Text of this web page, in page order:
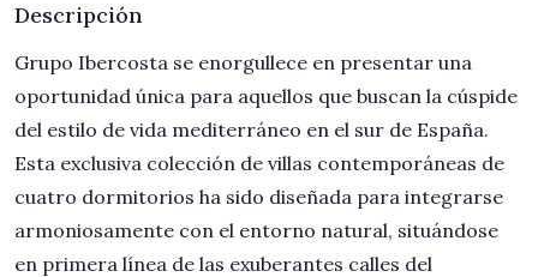
Descripción
Grupo Ibercosta se enorgullece en presentar una
oportunidad única para aquellos que buscan la cúspide
del estilo de vida mediterráneo en el sur de España.
Esta exclusiva colección de villas contemporáneas de
cuatro dormitorios ha sido diseñada para integrarse
armoniosamente con el entorno natural, situándose
en primera línea de las exuberantes calles del